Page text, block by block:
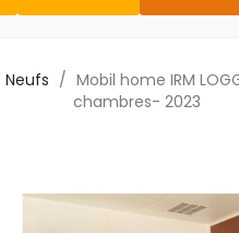
Neufs
Mobil home IRM
chambres- 2023